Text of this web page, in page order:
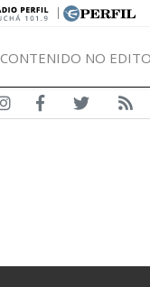
|
CONTENIDO NO